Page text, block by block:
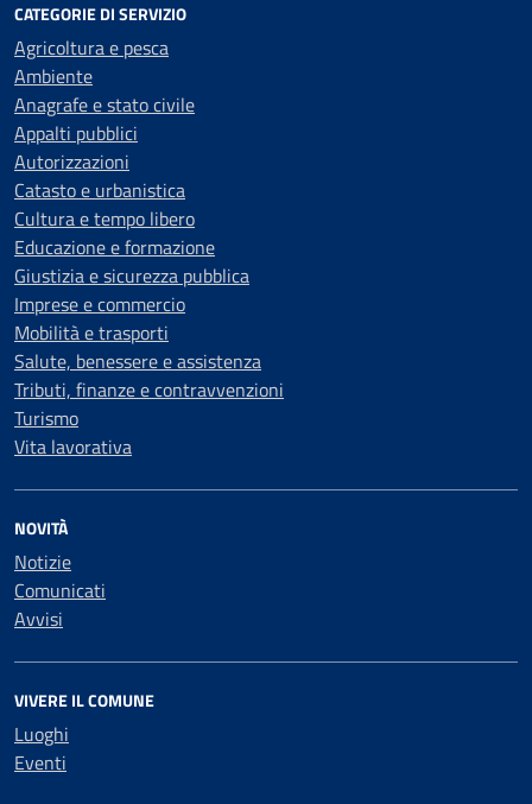
CATEGORIE DI SERVIZIO
Agricoltura e pesca
Ambiente
Anagrafe e stato civile
Appalti pubblici
Autorizzazioni
Catasto e urbanistica
Cultura e tempo libero
Educazione e formazione
Giustizia e sicurezza pubblica
Imprese e commercio
Mobilità e trasporti
Salute, benessere e assistenza
Tributi, finanze e contravvenzioni
Turismo
Vita lavorativa
NOVITÀ
Notizie
Comunicati
Avvisi
VIVERE IL COMUNE
Luoghi
Eventi